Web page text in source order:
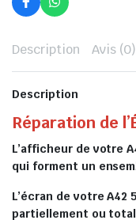
Description Avis (0)
Description
Réparation de
L’afficheur de votre
qui forment un
L’écran de votre A42
partiellement ou